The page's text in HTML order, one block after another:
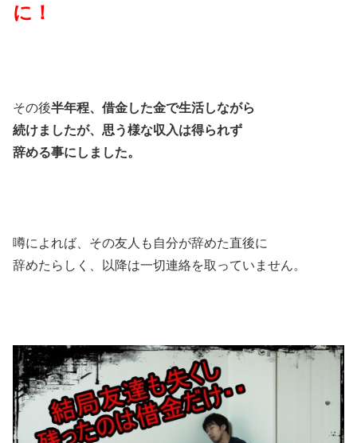
に！
その後半年程、借金した金で生活しながら
続けましたが、思う様な収入は得られず
辞める事にしました。
噂によれば、その友人も自分が辞めた直後に
辞めたらしく、以降は一切連絡を取っていません。